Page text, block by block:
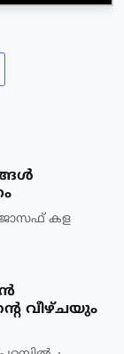
കള
വീഴ്ചയും